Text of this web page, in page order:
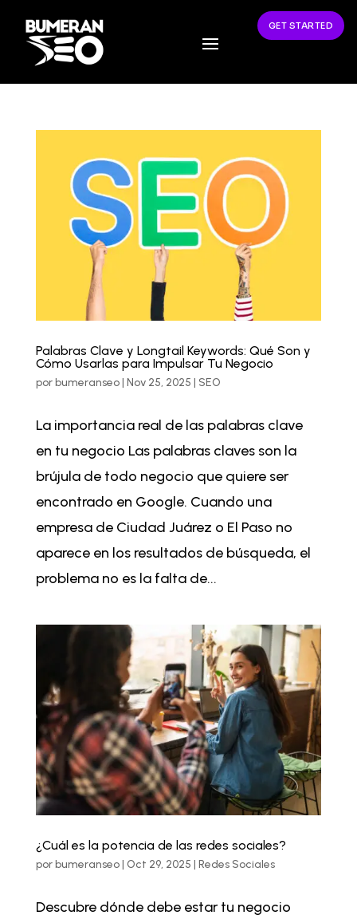
GET STARTED
Palabras Clave y Longtail Keywords: Qué Son y
Cómo Usarlas para Impulsar Tu Negocio
porbumeranseo| Nov 25, 2025 | SEO
La importancia real de las palabras clave
en tu negocio Las palabras claves son la
brújula de todo negocio que quiere ser
encontrado en Google. Cuando una
empresa de Ciudad Juárez o El Paso no
aparece en los resultados de búsqueda, el
problema no es la falta de...
¿Cuál es la potencia de las redes sociales?
porbumeranseo| Oct 29, 2025 | Redes Sociales
Descubre dónde debe estar tu negocio